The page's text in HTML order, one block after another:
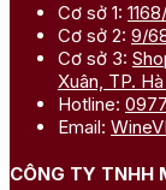
Cơ sở 1:
Cơ sở 2: 9/
Cơ sở 3:
Xuân, TP.
Hotline:
Email:
CÔNG TY TNHH